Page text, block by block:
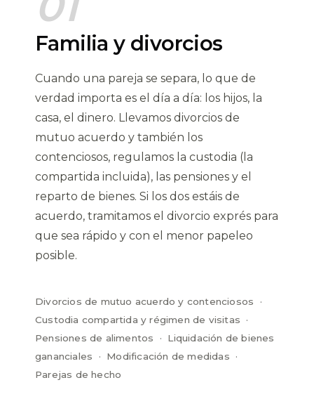
Familia y divorcios
Cuando una pareja se separa, lo que de
verdad importa es el día a día: los hijos, la
casa, el dinero. Llevamos divorcios de
mutuo acuerdo y también los
contenciosos, regulamos la custodia (la
compartida incluida), las pensiones y el
reparto de bienes. Si los dos estáis de
acuerdo, tramitamos el divorcio exprés para
que sea rápido y con el menor papeleo
posible.
Divorcios de mutuo acuerdo y contenciosos ·
Custodia compartida y régimen de visitas ·
Pensiones de alimentos · Liquidación de bienes
gananciales · Modificación de medidas ·
Parejas de hecho